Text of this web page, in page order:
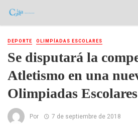
DEPORTE OLIMPÍADAS ESCOLARES
Se disputará la
Atletismo en una
Olimpiadas Escolares
Por 7 de septiembre de 2018